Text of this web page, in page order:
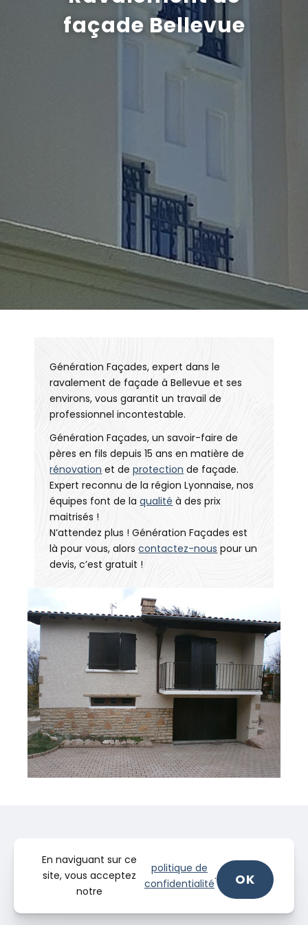
En naviguant sur ce
site, vous acceptez
notre
politique de
confidentialité
. OK
Recrutement
façade Bellevue
Génération Façades, expert dans le
ravalement de façade à Bellevue et ses
environs, vous garantit un travail de
professionnel incontestable.
Génération Façades, un savoir-faire de
pères en fils depuis 15 ans en matière de
rénovation et deprotection de façade.
Expert reconnu de la région Lyonnaise, nos
équipes font de laqualité à des prix
maitrisés !
N’attendez plus ! Génération Façades est
là pour vous, alorscontactez-nous pour un
devis, c’est gratuit !